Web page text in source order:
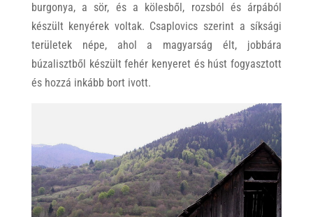
burgonya, a sör, és a kölesből, rozsból és árpából
készült kenyérek voltak. Csaplovics szerint a síksági
területek népe, ahol a magyarság élt, jobbára
búzalisztből készült fehér kenyeret és húst fogyasztott
és hozzá inkább bort ivott.